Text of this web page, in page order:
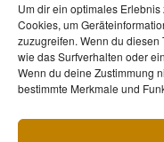
Um dir ein optimales
Cookies, um
zuzugreifen. Wenn du
wie das Surfverhalten oder
Wenn du deine Zustimmung
bestimmte Merkmale und